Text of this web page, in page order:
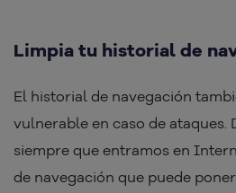
Limpia tu historial de
El historial de navegación
vulnerable en caso de ataques.
siempre que entramos en
de navegación que puede